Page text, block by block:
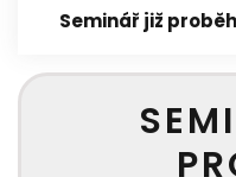
Seminář již